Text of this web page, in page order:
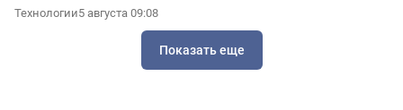
Технологии5 августа 09:08
Показать еще